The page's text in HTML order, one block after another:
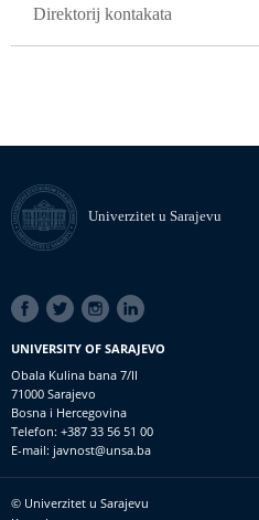
Direktorij kontakata
Univerzitet u Sarajevu
SOCIAL
LINKS
UNIVERSITY OF SARAJEVO
Obala Kulina bana 7/II
71000 Sarajevo
Bosna i Hercegovina
Telefon: +387 33 56 51 00
E-mail: javnost@unsa.ba
Footer
© Univerzitet u Sarajevu